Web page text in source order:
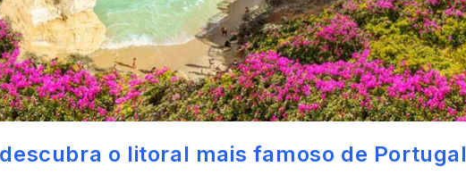
o litoral mais famoso de Portugal